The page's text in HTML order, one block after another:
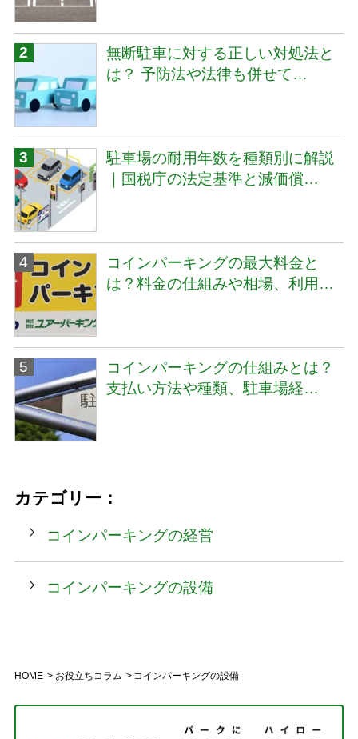
無断駐車に対する正しい対処法と
は？ 予防法や法律も併せて…
駐車場の耐用年数を種類別に解説
｜国税庁の法定基準と減価償…
コインパーキングの最大料金と
は？料金の仕組みや相場、利用…
コインパーキングの仕組みとは？
支払い方法や種類、駐車場経…
カテゴリー：
コインパーキングの経営
コインパーキングの設備
HOME お役立ちコラム コインパーキングの設備